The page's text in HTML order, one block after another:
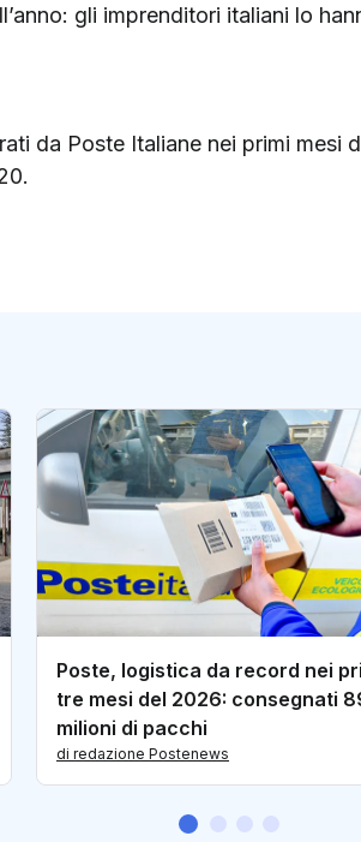
gli imprenditori italiani lo
da Poste Italiane nei primi mesi
Poste, logistica da record nei
tre mesi del 2026: consegnati
milioni di pacchi
di redazione Postenews